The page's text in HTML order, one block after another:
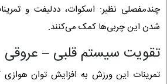
چندمفصلی نظیر: اسکوات، ددلیفت و
شدن این چربی‌ها کمک می‌کنند.
تقویت سیستم قلبی – عروقی
تمرینات این ورزش به افزایش توان